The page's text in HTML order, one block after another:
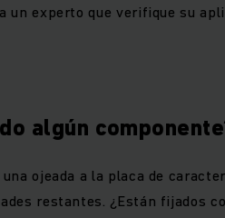
un experto que verifique su
algún
ojeada a la placa de
restantes. ¿Están fijados